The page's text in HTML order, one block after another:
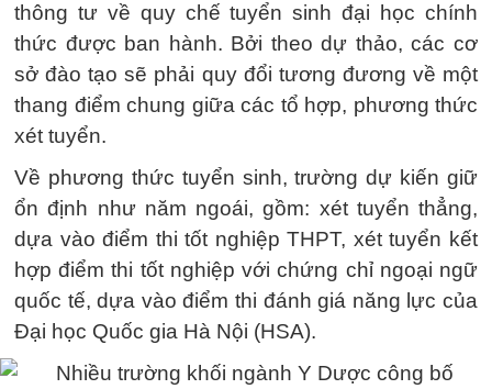
thông tư về quy chế tuyển sinh đại học chính
thức được ban hành. Bởi theo dự thảo, các cơ
sở đào tạo sẽ phải quy đổi tương đương về một
thang điểm chung giữa các tổ hợp, phương thức
xét tuyển.
Về phương thức tuyển sinh, trường dự kiến giữ
ổn định như năm ngoái, gồm: xét tuyển thẳng,
dựa vào điểm thi tốt nghiệp THPT, xét tuyển kết
hợp điểm thi tốt nghiệp với chứng chỉ ngoại ngữ
quốc tế, dựa vào điểm thi đánh giá năng lực của
Đại học Quốc gia Hà Nội (HSA).